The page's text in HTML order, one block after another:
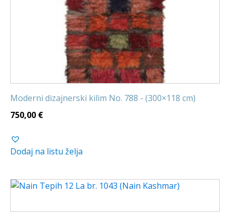
Moderni dizajnerski kilim No. 788 - (300×118 cm)
750,00 €
Dodaj na listu želja